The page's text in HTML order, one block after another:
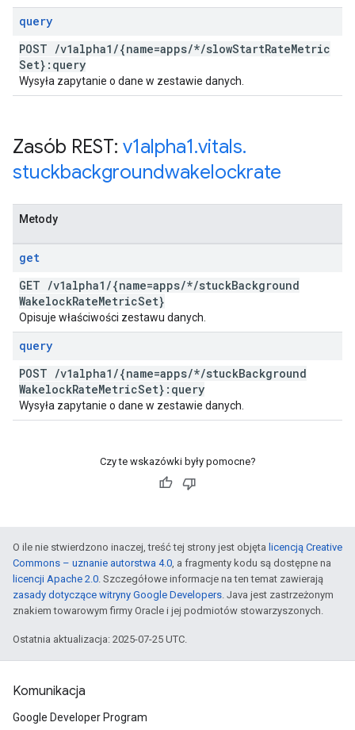
query
POST /v1alpha1 /{name=apps/*/slowStartRateMetric
Set}:query
Wysyła zapytanie o dane w zestawie danych.
Zasób REST: v1alpha1.vitals.
stuckbackgroundwakelockrate
Metody
get
GET /v1alpha1 /{name=apps/*/stuckBackground
WakelockRateMetricSet}
Opisuje właściwości zestawu danych.
query
POST /v1alpha1 /{name=apps/*/stuckBackground
WakelockRateMetricSet}:query
Wysyła zapytanie o dane w zestawie danych.
Czy te wskazówki były pomocne?
O ile nie stwierdzono inaczej, treść tej strony jest objęta licencją Creative
Commons – uznanie autorstwa 4.0, a fragmenty kodu są dostępne na
licencji Apache 2.0. Szczegółowe informacje na ten temat zawierają
zasady dotyczące witryny Google Developers. Java jest zastrzeżonym
znakiem towarowym firmy Oracle i jej podmiotów stowarzyszonych.
Ostatnia aktualizacja: 2025-07-25 UTC.
Komunikacja
Google Developer Program